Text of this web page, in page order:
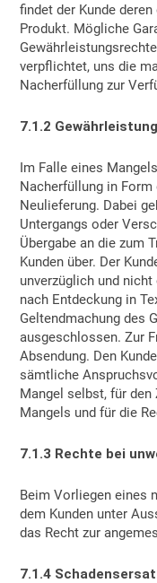
findet der Kunde
Produkt. Mögliche
verpflichtet, uns die
Nacherfüllung zur
7.1.2
Im Falle eines
Nacherfüllung in
Neulieferung. Dabei
Untergangs oder
Übergabe an die zum
Kunden über. Der
unverzüglich und
nach Entdeckung in
Geltendmachung des
ausgeschlossen. Zur
Absendung. Den
sämtliche
Mangel selbst, für
Mangels und für die
7.1.3 Rechte bei
Beim Vorliegen eines
dem Kunden unter
das Recht zur
7.1.4